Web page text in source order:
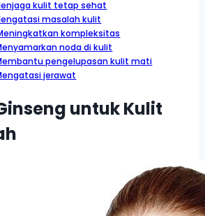
kulit tetap sehat
masalah kulit
kompleksitas
noda di kulit
pengelupasan kulit mati
jerawat
untuk Kulit